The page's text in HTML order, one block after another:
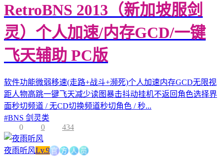
RetroBNS 2013（新加坡服剑
灵）个人加速/内存GCD/一键
飞天辅助 PC版
软件功能微弱移速(走路+战斗+濒死)个人加速内存GCD无限视
距人物高跳一键飞天减少读图暴击抖动挂机不返回角色选择界
面秒切频道 / 无CD切换频道秒切角色 / 秒...
#BNS 剑灵类
0
0 434
夜雨听风Lv.9官方人员